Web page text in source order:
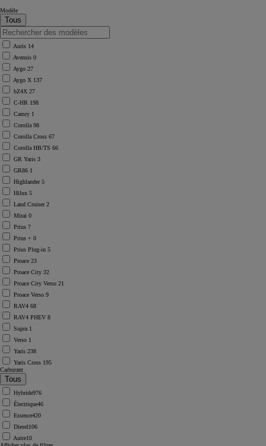
Modèle
Auris 14
Avensis 0
Aygo 27
Aygo X 137
bZ4X 27
C-HR 198
Camry 1
Corolla 98
Corolla Cross 67
Corolla HB/TS 66
GR Yaris 3
GR86 1
Highlander5
Hilux 5
Land Cruiser2
Mirai 0
Prius 7
Prius + 0
Prius Plug-in 5
Proace 23
Proace City 32
Proace City Verso 21
Proace Verso 9
RAV4 68
RAV4 PHEV 8
Supra 1
Verso 1
Yaris 238
Yaris Cross 195
Carburant
Hybride976
Électrique46
Essence420
Diesel106
Autre10